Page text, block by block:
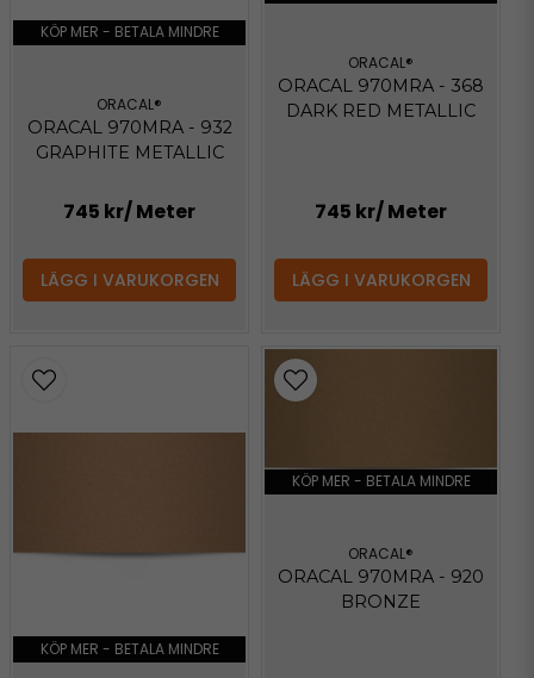
KÖP MER - BETALA MINDRE
ORACAL®
ORACAL 970MRA - 932
GRAPHITE METALLIC
745 kr/ Meter
LÄGG I VARUKORGEN
ORACAL®
ORACAL 970MRA - 368
DARK RED METALLIC
745 kr/ Meter
LÄGG I VARUKORGEN
KÖP MER - BETALA MINDRE
KÖP MER - BETALA MINDRE
ORACAL®
ORACAL 970MRA - 920
BRONZE